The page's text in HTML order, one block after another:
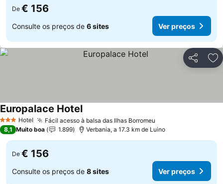
De € 156
Consulte os preços de 6 sites Ver preços
Partilhar
3 EstrelasHotel Fácil acesso à balsa das Ilhas Borromeu
Europalace Hotel
8,1 Muito boa 1.899 Verbania, a 17.3 km de Luino
De € 156
Consulte os preços de 8 sites Ver preços